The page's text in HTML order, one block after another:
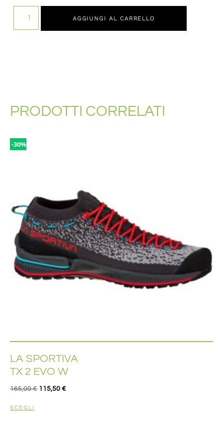
AGGIUNGI AL CARRELLO
PRODOTTI CORRELATI
-30%
LA SPORTIVA
TX 2 EVO W
165,00€ 115,50 €
SCEGLI